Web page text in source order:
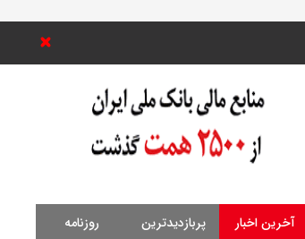
آخرین اخبار پربازدیدترین روزنامه